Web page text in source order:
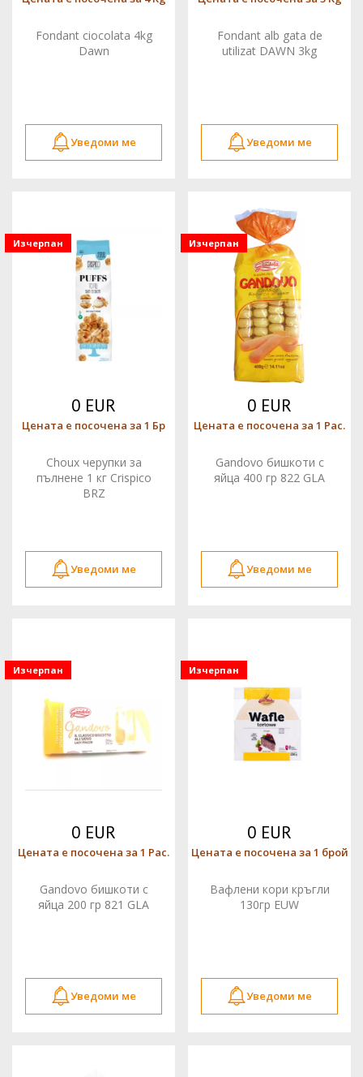
Fondant ciocolata 4kg
Dawn
Уведоми ме
Fondant alb gata de
utilizat DAWN 3kg
Уведоми ме
Изчерпан
0 EUR
Цената е посочена за 1 Бр
Choux черупки за
пълнене 1 кг Crispico
BRZ
Уведоми ме
Изчерпан
0 EUR
Цената е посочена за 1 Pac.
Gandovo бишкоти с
яйца 400 гр 822 GLA
Уведоми ме
Изчерпан
0 EUR
Цената е посочена за 1 Pac.
Gandovo бишкоти с
яйца 200 гр 821 GLA
Уведоми ме
Изчерпан
0 EUR
Цената е посочена за 1 брой
Вафлени кори кръгли
130гр EUW
Уведоми ме